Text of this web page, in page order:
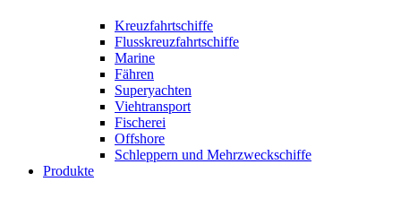
Kreuzfahrtschiffe
Flusskreuzfahrtschiffe
Marine
Fähren
Superyachten
Viehtransport
Fischerei
Offshore
Schleppern und Mehrzweckschiffe
Produkte